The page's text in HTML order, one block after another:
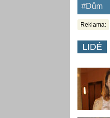
#Dům
Reklama:
LIDÉ